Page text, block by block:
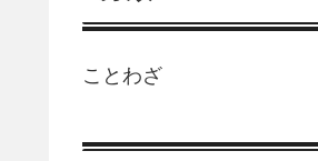
ことわざ